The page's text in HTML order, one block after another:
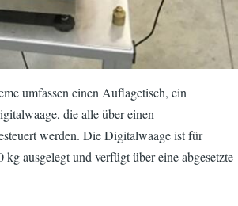
umfassen einen Auflagetisch, ein
die alle über einen
werden. Die Digitalwaage ist für
kg ausgelegt und verfügt über eine abgesetzte